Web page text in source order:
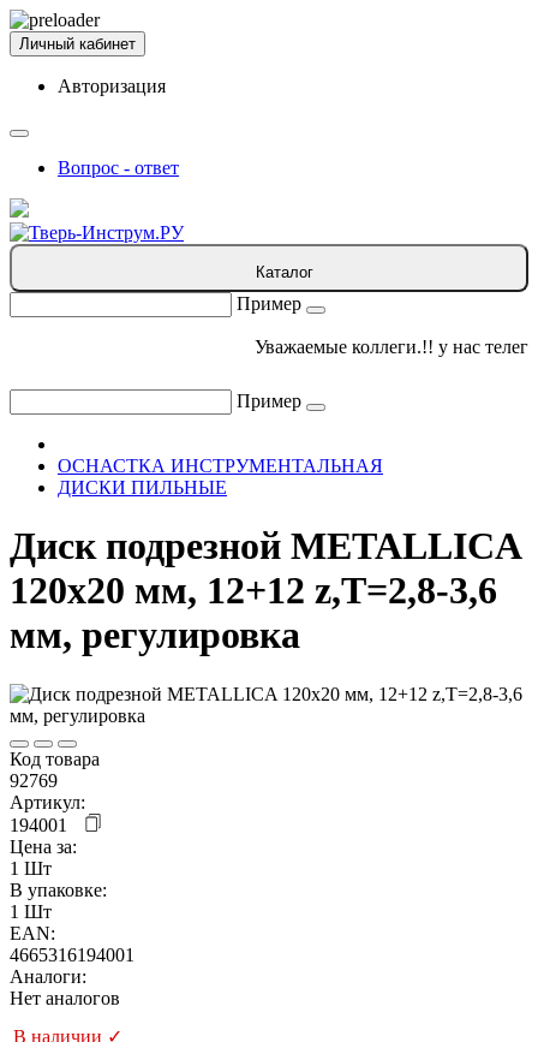
Личный кабинет
Авторизация
Вопрос - ответ
Каталог
Пример
Уважаемые коллеги.!! у нас
Пример
ОСНАСТКА ИНСТРУМЕНТАЛЬНАЯ
ДИСКИ ПИЛЬНЫЕ
Диск подрезной METALLICA
120x20 мм, 12+12 z,T=2,8-3,6
мм, регулировка
Код товара
92769
Артикул:
194001
Цена за:
1 Шт
В упаковке:
1 Шт
EAN:
4665316194001
Аналоги:
Нет аналогов
В наличии ✓